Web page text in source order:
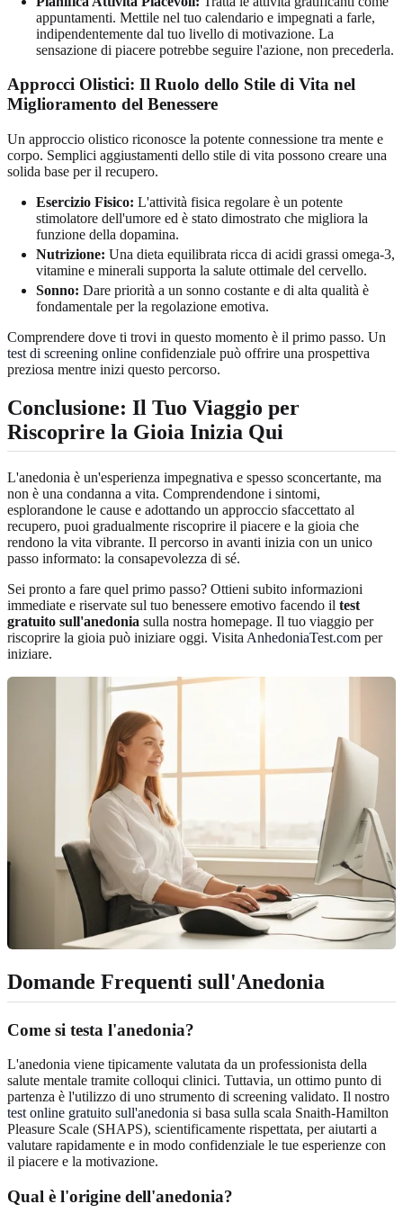
appuntamenti. Mettile nel tuo calendario e impegnati a farle,
indipendentemente dal tuo livello di motivazione. La
sensazione di piacere potrebbe seguire l'azione, non precederla.
Approcci Olistici: Il Ruolo dello Stile di Vita nel
Miglioramento del Benessere
Un approccio olistico riconosce la potente connessione tra mente e
corpo. Semplici aggiustamenti dello stile di vita possono creare una
solida base per il recupero.
Esercizio Fisico: L'attività fisica regolare è un potente
stimolatore dell'umore ed è stato dimostrato che migliora la
funzione della dopamina.
Nutrizione: Una dieta equilibrata ricca di acidi grassi omega-3,
vitamine e minerali supporta la salute ottimale del cervello.
Sonno: Dare priorità a un sonno costante e di alta qualità è
fondamentale per la regolazione emotiva.
Comprendere dove ti trovi in questo momento è il primo passo. Un
test di screening online confidenziale può offrire una prospettiva
preziosa mentre inizi questo percorso.
Conclusione: Il Tuo Viaggio per
Riscoprire la Gioia Inizia Qui
L'anedonia è un'esperienza impegnativa e spesso sconcertante, ma
non è una condanna a vita. Comprendendone i sintomi,
esplorandone le cause e adottando un approccio sfaccettato al
recupero, puoi gradualmente riscoprire il piacere e la gioia che
rendono la vita vibrante. Il percorso in avanti inizia con un unico
passo informato: la consapevolezza di sé.
Sei pronto a fare quel primo passo? Ottieni subito informazioni
immediate e riservate sul tuo benessere emotivo facendo il test
gratuito sull'anedonia sulla nostra homepage. Il tuo viaggio per
riscoprire la gioia può iniziare oggi. Visita AnhedoniaTest.com per
iniziare.
Domande Frequenti sull'Anedonia
Come si testa l'anedonia?
L'anedonia viene tipicamente valutata da un professionista della
salute mentale tramite colloqui clinici. Tuttavia, un ottimo punto di
partenza è l'utilizzo di uno strumento di screening validato. Il nostro
test online gratuito sull'anedonia si basa sulla scala Snaith-Hamilton
Pleasure Scale (SHAPS), scientificamente rispettata, per aiutarti a
valutare rapidamente e in modo confidenziale le tue esperienze con
il piacere e la motivazione.
Qual è l'origine dell'anedonia?